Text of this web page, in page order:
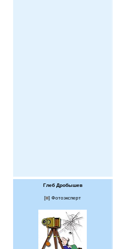
Глеб Дробышев
[ ] Фотоэксперт